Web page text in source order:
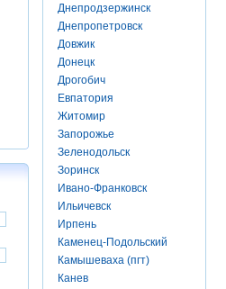
Днепродзержинск
Днепропетровск
Довжик
Донецк
Дрогобич
Евпатория
Житомир
Запорожье
Зеленодольск
Зоринск
Ивано-Франковск
Ильичевск
Ирпень
Каменец-Подольский
Камышеваха (пгт)
Канев